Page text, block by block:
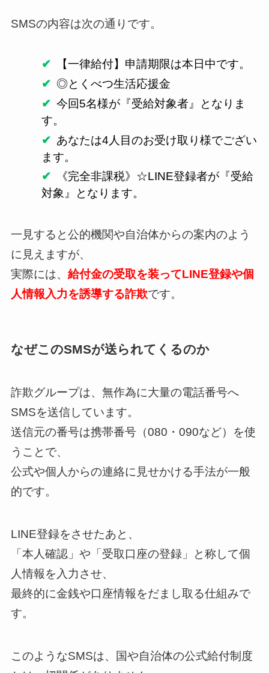
SMSの内容は次の通りです。
【一律給付】申請期限は本日中です。
◎とくべつ生活応援金
今回5名様が『受給対象者』となりま
す。
あなたは4人目のお受け取り様でござい
ます。
《完全非課税》☆LINE登録者が『受給
対象』となります。
一見すると公的機関や自治体からの案内のよう
に見えますが、
実際には、 給付金の受取を装ってLINE登録や個
人情報入力を誘導する詐欺です。
なぜこのSMSが送られてくるのか
詐欺グループは、無作為に大量の電話番号へ
SMSを送信しています。
送信元の番号は携帯番号（080・090など）を使
うことで、
公式や個人からの連絡に見せかける手法が一般
的です。
LINE登録をさせたあと、
「本人確認」や「受取口座の登録」と称して個
人情報を入力させ、
最終的に金銭や口座情報をだまし取る仕組みで
す。
このようなSMSは、国や自治体の公式給付制度